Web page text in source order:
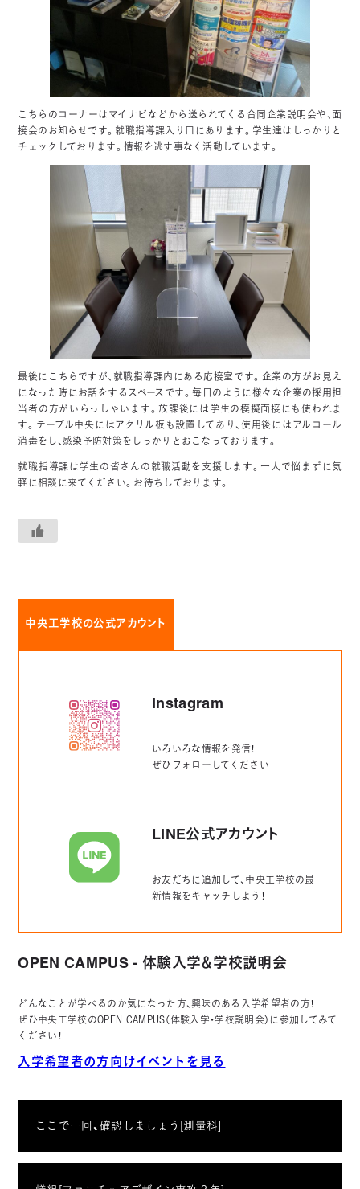
こちらのコーナーはマイナビなどから送られてくる合同企業説明会や、面
接会のお知らせです。就職指導課入り口にあります。学生達はしっかりと
チェックしております。情報を逃す事なく活動しています。
最後にこちらですが、就職指導課内にある応接室です。企業の方がお見え
になった時にお話をするスペースです。毎日のように様々な企業の採用担
当者の方がいらっしゃいます。放課後には学生の模擬面接にも使われま
す。テーブル中央にはアクリル板も設置してあり、使用後にはアルコール
消毒をし、感染予防対策をしっかりとおこなっております。
就職指導課は学生の皆さんの就職活動を支援します。一人で悩まずに気
軽に相談に来てください。お待ちしております。
中央工学校の公式アカウント
Instagram
いろいろな情報を発信！
ぜひフォローしてください
LINE公式アカウント
お友だちに追加して、中央工学校の最
新情報をキャッチしよう！
OPEN CAMPUS - 体験入学＆学校説明会
どんなことが学べるのか気になった方、興味のある入学希望者の方！
ぜひ中央工学校のOPEN CAMPUS（体験入学・学校説明会）に参加してみて
ください！
入学希望者の方向けイベントを見る
ここで一回、確認しましょう[測量科]